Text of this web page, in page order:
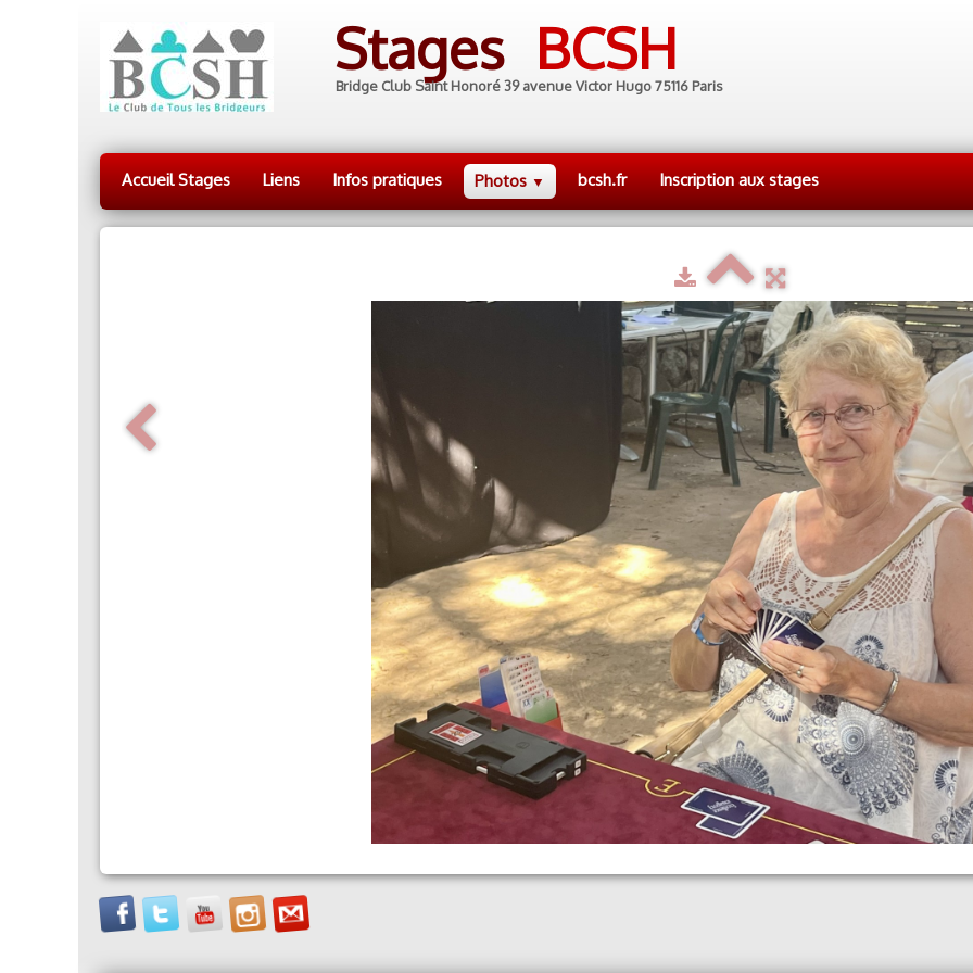
Stages BCSH
Bridge Club Saint Honoré 39 avenue Victor Hugo 75116 Paris
Accueil Stages Liens Infos pratiques Photos ▼ bcsh.fr Inscription aux stages